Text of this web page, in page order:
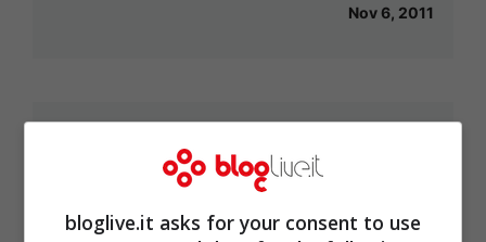
Nov 6, 2011
fiera nazionale del consumo critico e
degli stili di vita sostenibili
bloglive.it asks for your consent to use